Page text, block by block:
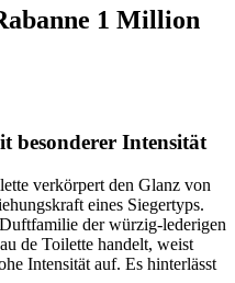
1 Million
besonderer Intensität
verkörpert den Glanz von
eines Siegertyps.
der würzig-lederigen
de Toilette handelt, weist
Intensität auf. Es hinterlässt